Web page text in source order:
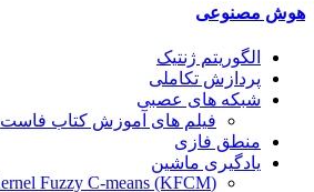
هوش مصنوعی
الگوریتم ژنتیک
پردازش تکاملی
شبکه های عصبی
فیلم های آموزش کتاب فاست
منطق فازی
یادگیری ماشین
(Kernel Fuzzy C-means (KFCM